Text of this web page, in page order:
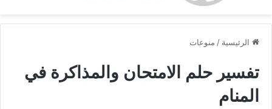
الرئيسية / منوعات
تفسير حلم الامتحان والمذاكرة في
المنام